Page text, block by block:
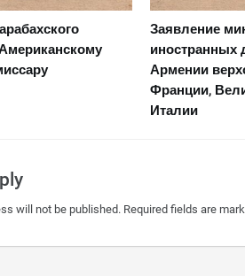
Заявление
иностранных
Армении
Франции,
Италии
will not be published. Required fields are